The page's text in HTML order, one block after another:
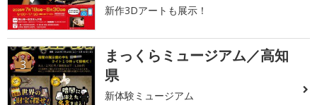
新作3Dアートも展示！
3
まっくらミュージアム／高知
県
新体験ミュージアム